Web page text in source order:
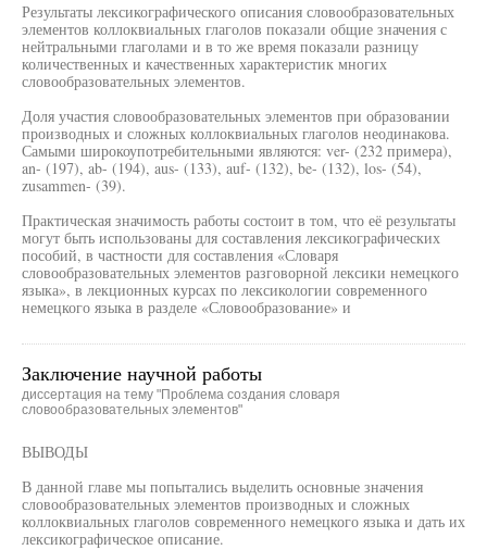
Результаты лексикографического описания словообразовательных
элементов коллоквиальных глаголов показали общие значения с
нейтральными глаголами и в то же время показали разницу
количественных и качественных характеристик многих
словообразовательных элементов.
Доля участия словообразовательных элементов при образовании
производных и сложных коллоквиальных глаголов неодинакова.
Самыми широкоупотребительными являются: ver- (232 примера),
an- (197), ab- (194), aus- (133), auf- (132), be- (132), los- (54),
zusammen- (39).
Практическая значимость работы состоит в том, что её результаты
могут быть использованы для составления лексикографических
пособий, в частности для составления «Словаря
словообразовательных элементов разговорной лексики немецкого
языка», в лекционных курсах по лексикологии современного
немецкого языка в разделе «Словообразование» и
Заключение научной работы
диссертация на тему "Проблема создания словаря
словообразовательных элементов"
ВЫВОДЫ
В данной главе мы попытались выделить основные значения
словообразовательных элементов производных и сложных
коллоквиальных глаголов современного немецкого языка и дать их
лексикографическое описание.